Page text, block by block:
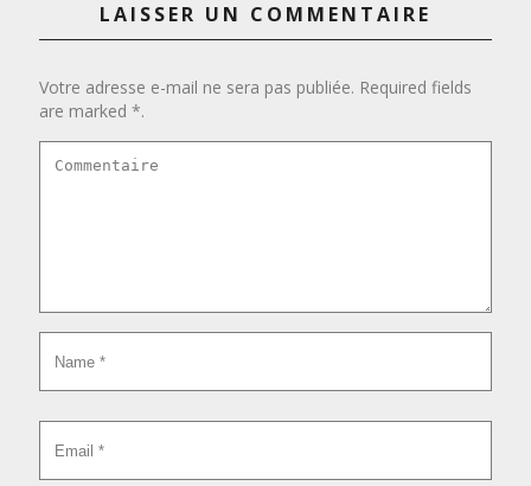
LAISSER UN COMMENTAIRE
Votre adresse e-mail ne sera pas publiée. Required fields
are marked *.